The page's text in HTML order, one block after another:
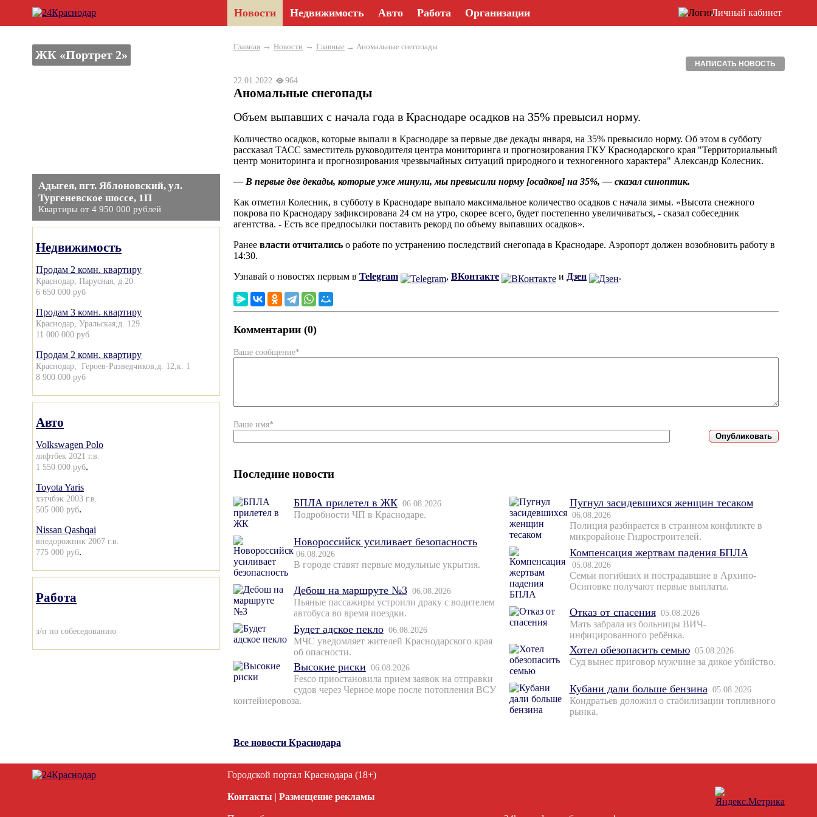
Новости Недвижимость Авто Работа Организации Личный кабинет
ЖК «Портрет 2»
Адыгея, пгт. Яблоновский, ул.
Тургеневское шоссе, 1П
Квартиры от 4 950 000 рублей
Недвижимость
Продам 2 комн. квартиру
Краснодар, Парусная, д.20
6 650 000 руб
Продам 3 комн. квартиру
Краснодар, Уральская,д. 129
11 000 000 руб
Продам 2 комн. квартиру
Краснодар, Героев-Разведчиков,д. 12,к. 1
8 900 000 руб
Авто
Volkswagen Polo
лифтбек 2021 г.в.
1 550 000 руб.
Toyota Yaris
хэтчбэк 2003 г.в.
505 000 руб.
Nissan Qashqai
внедорожник 2007 г.в.
775 000 руб.
Работа
з/п по собеседованию
Главная → Новости → Главные → Аномальные снегопады
НАПИСАТЬ НОВОСТЬ
22.01.2022 964
Аномальные снегопады
Объем выпавших с начала года в Краснодаре осадков на 35% превысил норму.
Количество осадков, которые выпали в Краснодаре за первые две декады января, на 35% превысило норму. Об этом в субботу
рассказал ТАСС заместитель руководителя центра мониторинга и прогнозирования ГКУ Краснодарского края "Территориальный
центр мониторинга и прогнозирования чрезвычайных ситуаций природного и техногенного характера" Александр Колесник.
— В первые две декады, которые уже минули, мы превысили норму [осадков] на 35%, — сказал синоптик.
Как отметил Колесник, в субботу в Краснодаре выпало максимальное количество осадков с начала зимы. «Высота снежного
покрова по Краснодару зафиксирована 24 см на утро, скорее всего, будет постепенно увеличиваться, - сказал собеседник
агентства. - Есть все предпосылки поставить рекорд по объему выпавших осадков».
Ранее власти отчитались о работе по устранению последствий снегопада в Краснодаре. Аэропорт должен возобновить работу в
14:30.
Узнавай о новостях первым в Telegram , ВКонтакте и Дзен .
Комментарии (0)
Ваше сообщение*
Ваше имя*
Последние новости
БПЛА прилетел в ЖК 06.08.2026
Подробности ЧП в Краснодаре.
Новороссийск усиливает безопасность
06.08.2026
В городе ставят первые модульные укрытия.
Дебош на маршруте №3 06.08.2026
Пьяные пассажиры устроили драку с водителем
автобуса во время поездки.
Будет адское пекло 06.08.2026
МЧС уведомляет жителей Краснодарского края
об опасности.
Высокие риски 06.08.2026
Fesco приостановила прием заявок на отправки
судов через Черное море после потопления ВСУ
контейнеровоза.
Пугнул засидевшихся женщин тесаком
06.08.2026
Полиция разбирается в странном конфликте в
микрорайоне Гидростроителей.
Компенсация жертвам падения БПЛА
05.08.2026
Семьи погибших и пострадавшие в Архипо-
Осиповке получают первые выплаты.
Отказ от спасения 05.08.2026
Мать забрала из больницы ВИЧ-
инфицированного ребёнка.
Хотел обезопасить семью 05.08.2026
Суд вынес приговор мужчине за дикое убийство.
Кубани дали больше бензина 05.08.2026
Кондратьев доложил о стабилизации топливного
рынка.
Все новости Краснодара
Городской портал Краснодара (18+)
Контакты | Размещение рекламы